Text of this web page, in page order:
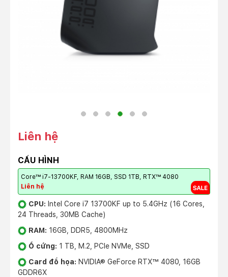
Liên hệ
CẤU HÌNH
Core™ i7-13700KF, RAM 16GB, SSD 1TB, RTX™ 4080
Liên hệ
CPU: Intel Core i7 13700KF up to 5.4GHz (16 Cores,
24 Threads, 30MB Cache)
RAM: 16GB, DDR5, 4800MHz
Ổ cứng: 1 TB, M.2, PCIe NVMe, SSD
Card đồ họa: NVIDIA® GeForce RTX™ 4080, 16GB
GDDR6X